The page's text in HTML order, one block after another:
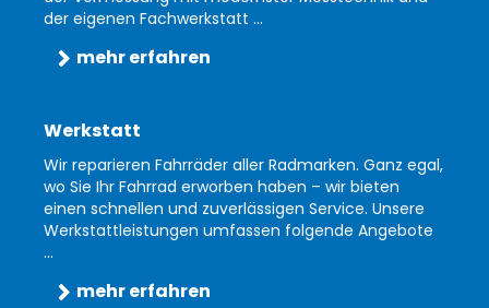
der eigenen Fachwerkstatt ...
mehr erfahren
Werkstatt
Wir reparieren Fahrräder aller Radmarken. Ganz egal,
wo Sie Ihr Fahrrad erworben haben – wir bieten
einen schnellen und zuverlässigen Service. Unsere
Werkstattleistungen umfassen folgende Angebote
...
mehr erfahren